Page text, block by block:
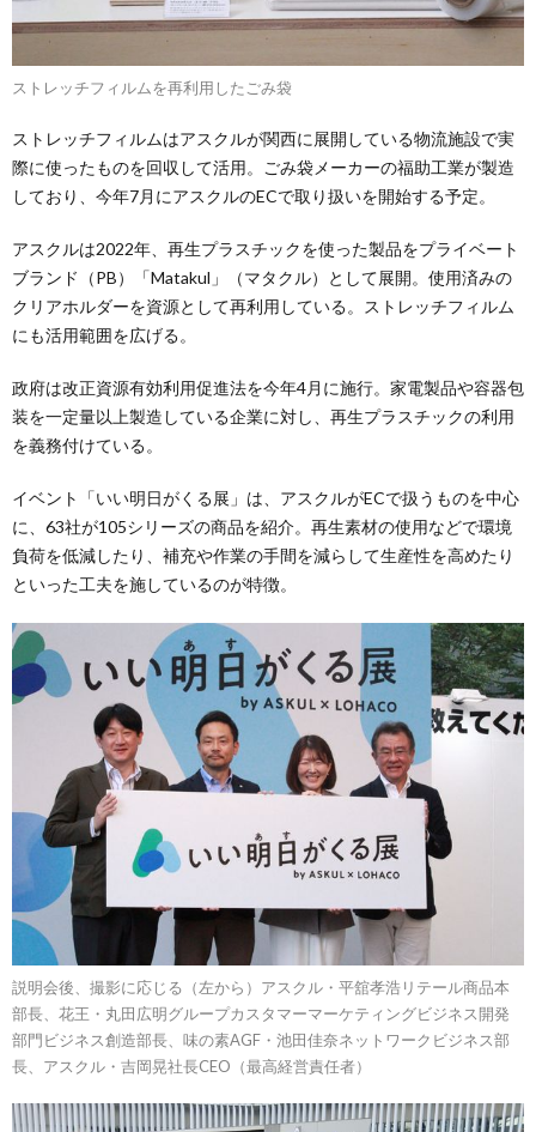
ストレッチフィルムを再利用したごみ袋
ストレッチフィルムはアスクルが関西に展開している物流施設で実
際に使ったものを回収して活用。ごみ袋メーカーの福助工業が製造
しており、今年7月にアスクルのECで取り扱いを開始する予定。
アスクルは2022年、再生プラスチックを使った製品をプライベート
ブランド（PB）「Matakul」（マタクル）として展開。使用済みの
クリアホルダーを資源として再利用している。ストレッチフィルム
にも活用範囲を広げる。
政府は改正資源有効利用促進法を今年4月に施行。家電製品や容器包
装を一定量以上製造している企業に対し、再生プラスチックの利用
を義務付けている。
イベント「いい明日がくる展」は、アスクルがECで扱うものを中心
に、63社が105シリーズの商品を紹介。再生素材の使用などで環境
負荷を低減したり、補充や作業の手間を減らして生産性を高めたり
といった工夫を施しているのが特徴。
説明会後、撮影に応じる（左から）アスクル・平舘孝浩リテール商品本
部長、花王・丸田広明グループカスタマーマーケティングビジネス開発
部門ビジネス創造部長、味の素AGF・池田佳奈ネットワークビジネス部
長、アスクル・吉岡晃社長CEO（最高経営責任者）